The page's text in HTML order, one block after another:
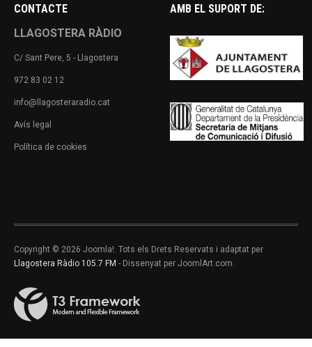
CONTACTE
LLAGOSTERA RÀDIO
C/ Sant Pere, 5 - Llagostera
972 83 02 12
info@llagosteraradio.cat
Avís legal
Política de cookies
AMB EL SUPORT DE:
Copyright © 2026 Joomla!. Tots els Drets Reservats i adaptat per
Llagostera Ràdio 105.7 FM - Dissenyat per JoomlArt.com.